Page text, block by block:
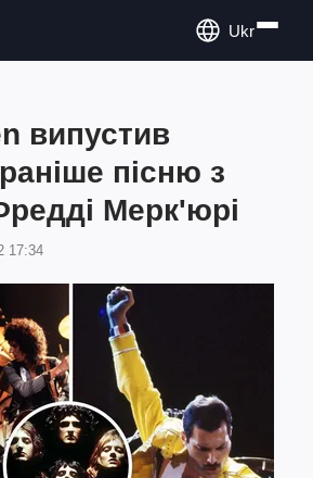
Ukr
випустив
пісню з
Мерк'юрі
17:34